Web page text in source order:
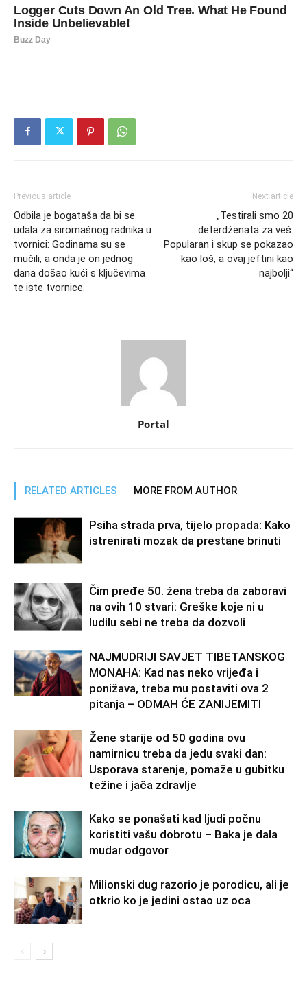
Previous article
Odbila je bogataša da bi se
udala za siromašnog radnika u
tvornici: Godinama su se
mučili, a onda je on jednog
dana došao kući s ključevima
te iste tvornice.
Next article
„Testirali smo 20
deterdženata za veš:
Popularan i skup se pokazao
kao loš, a ovaj jeftini kao
najbolji“
Portal
RELATED ARTICLES MORE FROM AUTHOR
Psiha strada prva, tijelo propada: Kako
istrenirati mozak da prestane brinuti
Čim pređe 50. žena treba da zaboravi
na ovih 10 stvari: Greške koje ni u
ludilu sebi ne treba da dozvoli
NAJMUDRIJI SAVJET TIBETANSKOG
MONAHA: Kad nas neko vrijeđa i
ponižava, treba mu postaviti ova 2
pitanja – ODMAH ĆE ZANIJEMITI
Žene starije od 50 godina ovu
namirnicu treba da jedu svaki dan:
Usporava starenje, pomaže u gubitku
težine i jača zdravlje
Kako se ponašati kad ljudi počnu
koristiti vašu dobrotu – Baka je dala
mudar odgovor
Milionski dug razorio je porodicu, ali je
otkrio ko je jedini ostao uz oca